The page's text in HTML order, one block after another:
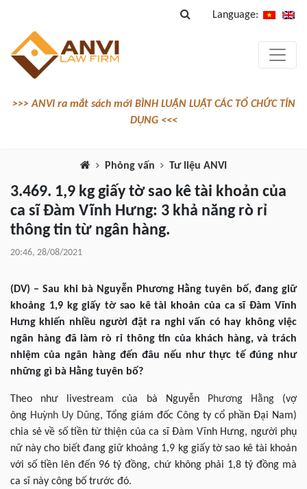
Language:
>>> ANVI ra mắt sách mới BÌNH LUẬN LUẬT CÁC TỔ CHỨC TÍN
DỤNG <<<
Phỏng vấn Tư liệu ANVI
3.469. 1,9 kg giấy tờ sao kê tài khoản của
ca sĩ Đàm Vĩnh Hưng: 3 khả năng rò rỉ
thông tin từ ngân hàng.
20:46, 28/08/2021
(DV) – Sau khi bà Nguyễn Phương Hằng tuyên bố, đang giữ
khoảng 1,9 kg giấy tờ sao kê tài khoản của ca sĩ Đàm Vĩnh
Hưng khiến nhiều người đặt ra nghi vấn có hay không việc
ngân hàng đã làm rò rỉ thông tin của khách hàng, và trách
nhiệm của ngân hàng đến đâu nếu như thực tế đúng như
những gì bà Hằng tuyên bố?
Theo như livestream của bà Nguyễn Phương Hằng(vợ
ông Huỳnh Uy Dũng, Tổng giám đốc Công ty cổ phần Đại Nam)
chia sẻ về số tiền từ thiện của ca sĩ Đàm Vĩnh Hưng, người phụ
nữ này cho biết đang giữ khoảng 1,9 kg giấy tờ sao kê tài khoản
với số tiền lên đến 96 tỷ đồng, chứ không phải 1,8 tỷ đồng mà
ca sĩ này công bố trước đó.